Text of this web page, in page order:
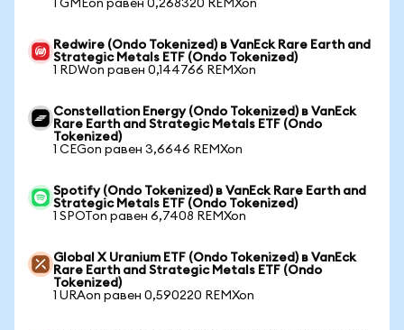
1 GMEon равен 0,268320 REMXon
Redwire (Ondo Tokenized) в VanEck Rare Earth and
Strategic Metals ETF (Ondo Tokenized)
1 RDWon равен 0,144766 REMXon
Constellation Energy (Ondo Tokenized) в VanEck
Rare Earth and Strategic Metals ETF (Ondo
Tokenized)
1 CEGon равен 3,6646 REMXon
Spotify (Ondo Tokenized) в VanEck Rare Earth and
Strategic Metals ETF (Ondo Tokenized)
1 SPOTon равен 6,7408 REMXon
Global X Uranium ETF (Ondo Tokenized) в VanEck
Rare Earth and Strategic Metals ETF (Ondo
Tokenized)
1 URAon равен 0,590220 REMXon